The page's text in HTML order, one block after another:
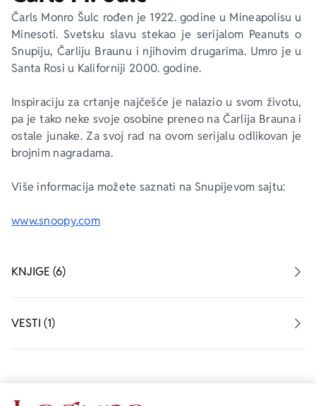
Čarls Monro Šulc rođen je 1922. godine u Mineapolisu u
Minesoti. Svetsku slavu stekao je serijalom Peanuts o
Snupiju, Čarliju Braunu i njihovim drugarima. Umro je u
Santa Rosi u Kaliforniji 2000. godine.
Inspiraciju za crtanje najčešće je nalazio u svom životu,
pa je tako neke svoje osobine preneo na Čarlija Brauna i
ostale junake. Za svoj rad na ovom serijalu odlikovan je
brojnim nagradama.
Više informacija možete saznati na Snupijevom sajtu:
www.snoopy.com
KNJIGE (6)
VESTI (1)
Ekranizovane knjige
Za poklon
E-knjige
Autori
Poezija
Lični razvoj i popularna psihologija
Biografija
Bojan Ljubenović
Dejan Tiago-Stanković
Milica Jakovljević Mir-Jam
Peter Handke
Harlan Koben
Elif Šafak